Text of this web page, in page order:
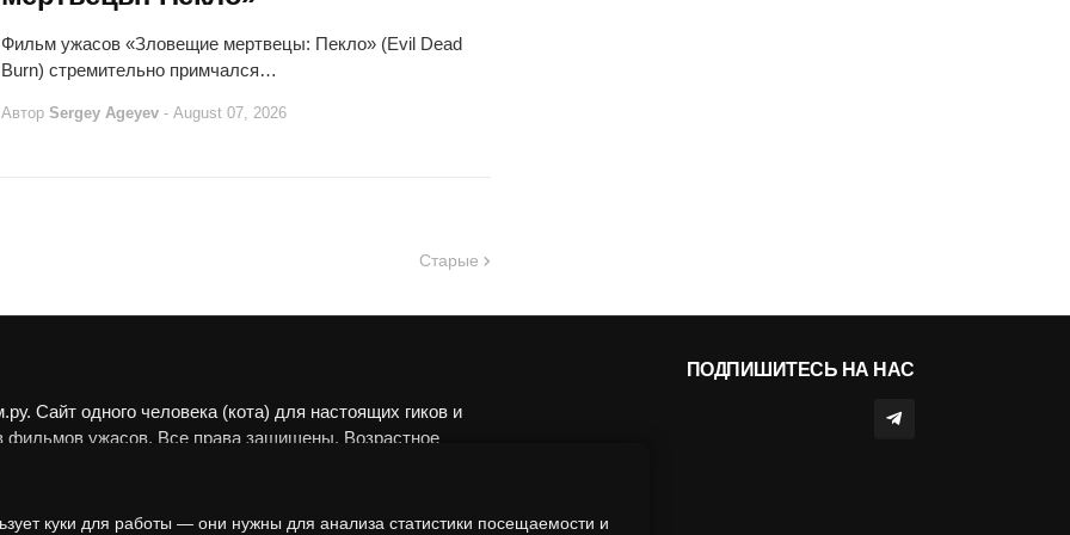
Фильм ужасов «Зловещие мертвецы: Пекло» (Evil Dead
Burn) стремительно примчался…
Автор Sergey Ageyev - August 07, 2026
Старые
Сайт одного человека (кота) для настоящих гиков и
фильмов ужасов. Все права защищены. Возрастное
представлены исключительно в развлекательных
ПОДПИШИТЕСЬ НА НАС
куки для работы — они нужны для анализа статистики посещаемости и